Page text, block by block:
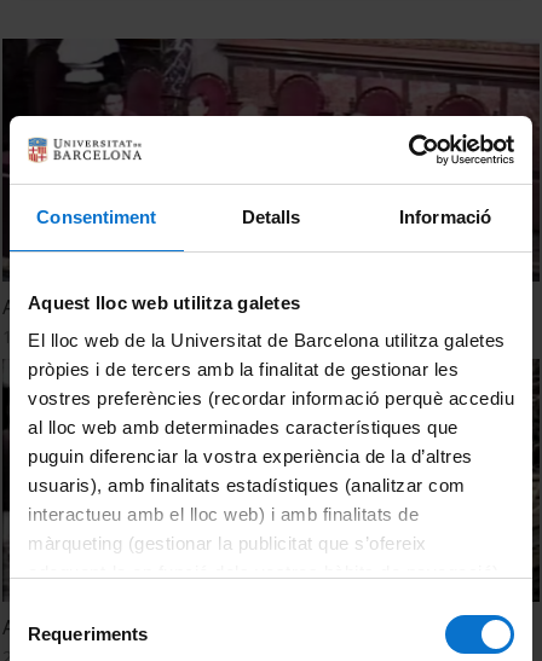
Consentiment Detalls Informació
Aquest lloc web utilitza galetes
El lloc web de la Universitat de Barcelona utilitza galetes
pròpies i de tercers amb la finalitat de gestionar les
vostres preferències (recordar informació perquè accediu
al lloc web amb determinades característiques que
puguin diferenciar la vostra experiència de la d’altres
usuaris), amb finalitats estadístiques (analitzar com
interactueu amb el lloc web) i amb finalitats de
màrqueting (gestionar la publicitat que s’ofereix
consultar laPolítica de galetes del lloc web de la
Requeriments
Acte de graduació en Filologia Anglesa i Alemanya 1998
1 Julio, 1998
Acte de graduació Filologia Anglesa i Alemanya 1997